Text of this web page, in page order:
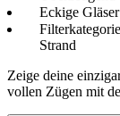
Eckige
Strand
Zeige deine
vollen Zügen mit